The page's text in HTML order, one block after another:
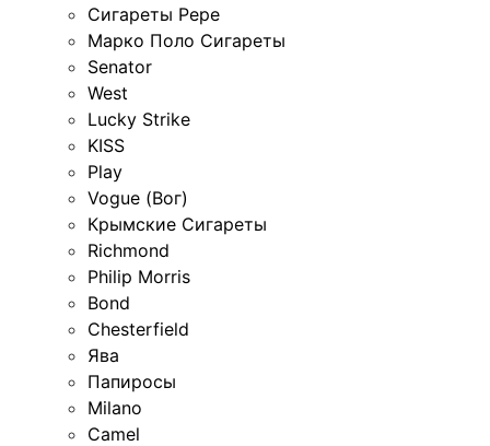
Сигареты Pepe
Марко Поло Сигареты
Senator
West
Lucky Strike
KISS
Play
Vogue (Вог)
Крымские Сигареты
Richmond
Philip Morris
Bond
Chesterfield
Ява
Папиросы
Milano
Camel